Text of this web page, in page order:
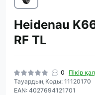
Heidenau
RF TL
0
Пікір
Тауардың Коды: 11120170
EAN: 4027694121701